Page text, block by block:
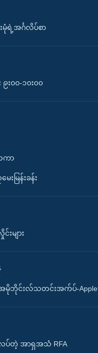
မုံရဲ့အင်္ဂလိပ်စာ
း၀၀-၁၀း၀၀
ကာ
းမြန်းခန်း
းများ
မိုဘိုင်းလ်သတင်းအက်ပ်-Apple
တဲ့ အာရှအသံ RFA